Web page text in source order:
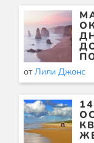
отЛили Джонс